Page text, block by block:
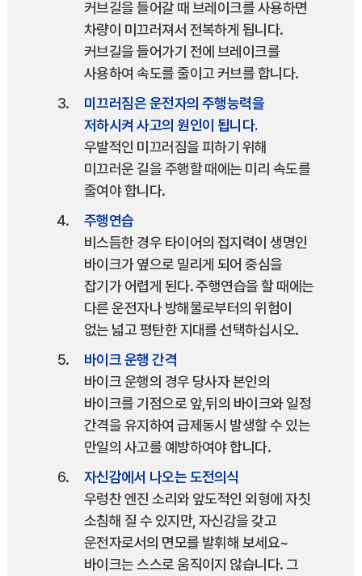
커브길을 들어갈 때 브레이크를 사용하면
차량이 미끄러져서 전복하게 됩니다.
커브길을 들어가기 전에 브레이크를
사용하여 속도를 줄이고 커브를 합니다.
미끄러짐은 운전자의 주행능력을
저하시켜 사고의 원인이 됩니다.
우발적인 미끄러짐을 피하기 위해
미끄러운 길을 주행할 때에는 미리 속도를
줄여야 합니다.
주행연습
비스듬한 경우 타이어의 접지력이 생명인
바이크가 옆으로 밀리게 되어 중심을
잡기가 어렵게 된다. 주행연습을 할 때에는
다른 운전자나 방해물로부터의 위험이
없는 넓고 평탄한 지대를 선택하십시오.
바이크 운행 간격
바이크 운행의 경우 당사자 본인의
바이크를 기점으로 앞,뒤의 바이크와 일정
간격을 유지하여 급제동시 발생할 수 있는
만일의 사고를 예방하여야 합니다.
자신감에서 나오는 도전의식
우렁찬 엔진 소리와 앞도적인 외형에 자칫
소침해 질 수 있지만, 자신감을 갖고
운전자로서의 면모를 발휘해 보세요~
바이크는 스스로 움직이지 않습니다. 그